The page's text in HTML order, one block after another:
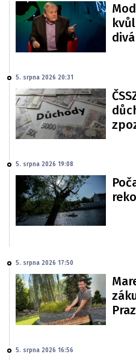
5. srpna 2026 20:31
5. srpna 2026 19:08
5. srpna 2026 17:50
5. srpna 2026 16:56